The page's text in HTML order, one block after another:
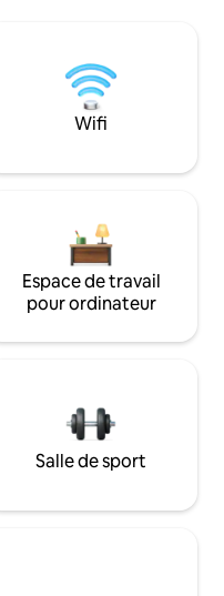
Wifi
Espace de travail
pour ordinateur
Salle de sport